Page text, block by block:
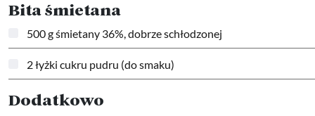
Bita śmietana
500 g śmietany 36%, dobrze schłodzonej
2 łyżki cukru pudru (do smaku)
Dodatkowo